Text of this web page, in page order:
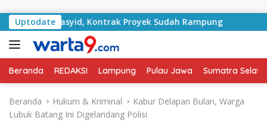
Uptodate
RA Basyid, Kontrak Proyek Sudah Rampung
Beranda REDAKSI Lampung Pulau Jawa Sumatra
Beranda Hukum & Kriminal
Kabur Delapan Bulan, Warga
Lubuk Batang Ini Digelandang Polisi